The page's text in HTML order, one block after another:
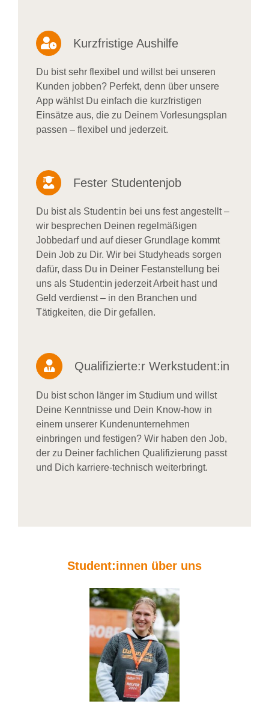
Kurzfristige Aushilfe
Du bist sehr flexibel und willst bei unseren
Kunden jobben? Perfekt, denn über unsere
App wählst Du einfach die kurzfristigen
Einsätze aus, die zu Deinem Vorlesungsplan
passen – flexibel und jederzeit.
Fester Studentenjob
Du bist als Student:in bei uns fest angestellt –
wir besprechen Deinen regelmäßigen
Jobbedarf und auf dieser Grundlage kommt
Dein Job zu Dir. Wir bei Studyheads sorgen
dafür, dass Du in Deiner Festanstellung bei
uns als Student:in jederzeit Arbeit hast und
Geld verdienst – in den Branchen und
Tätigkeiten, die Dir gefallen.
Qualifizierte:r Werkstudent:in
Du bist schon länger im Studium und willst
Deine Kenntnisse und Dein Know-how in
einem unserer Kundenunternehmen
einbringen und festigen? Wir haben den Job,
der zu Deiner fachlichen Qualifizierung passt
und Dich karriere-technisch weiterbringt.
Student:innen über uns